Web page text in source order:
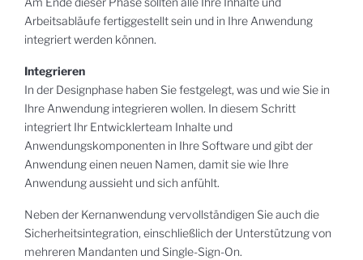
Arbeitsabläufe fertiggestellt sein und in Ihre Anwendung
integriert werden können.
Integrieren
In der Designphase haben Sie festgelegt, was und wie Sie in
Ihre Anwendung integrieren wollen. In diesem Schritt
integriert Ihr Entwicklerteam Inhalte und
Anwendungskomponenten in Ihre Software und gibt der
Anwendung einen neuen Namen, damit sie wie Ihre
Anwendung aussieht und sich anfühlt.
Neben der Kernanwendung vervollständigen Sie auch die
Sicherheitsintegration, einschließlich der Unterstützung von
mehreren Mandanten und Single-Sign-On.